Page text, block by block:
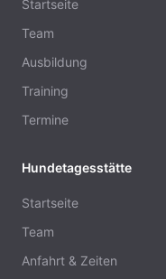
Startseite
Team
Ausbildung
Training
Termine
Hundetagesstätte
Startseite
Team
Anfahrt & Zeiten